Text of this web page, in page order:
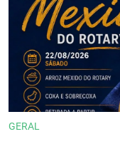
GERAL